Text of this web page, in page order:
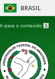
BRASIL
Ir para o conteúdo 1